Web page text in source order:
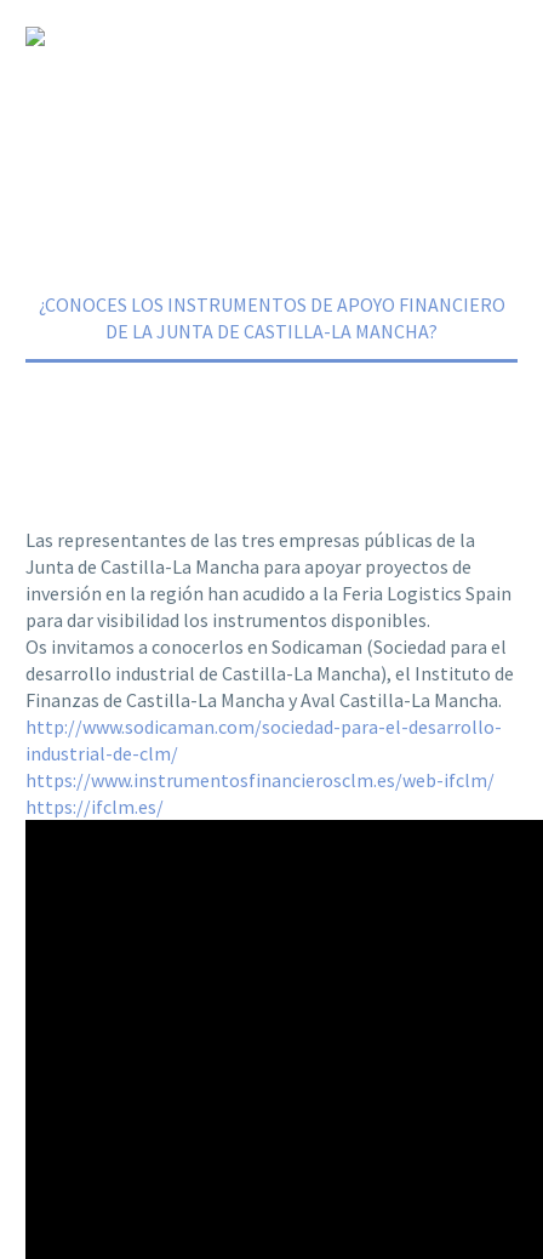
¿CONOCES LOS INSTRUMENTOS DE APOYO FINANCIERO
DE LA JUNTA DE CASTILLA-LA MANCHA?
Las representantes de las tres empresas públicas de la
Junta de Castilla-La Mancha para apoyar proyectos de
inversión en la región han acudido a la Feria Logistics Spain
para dar visibilidad los instrumentos disponibles.
Os invitamos a conocerlos en Sodicaman (Sociedad para el
desarrollo industrial de Castilla-La Mancha), el Instituto de
Finanzas de Castilla-La Mancha y Aval Castilla-La Mancha.
http://www.sodicaman.com/sociedad-para-el-desarrollo-
industrial-de-clm/
https://www.instrumentosfinancierosclm.es/web-ifclm/
https://ifclm.es/